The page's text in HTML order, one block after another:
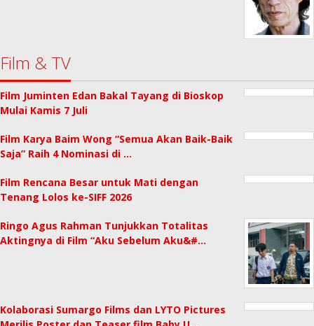
Film & TV
Film Juminten Edan Bakal Tayang di Bioskop
Mulai Kamis 7 Juli
Film Karya Baim Wong “Semua Akan Baik-Baik
Saja” Raih 4 Nominasi di …
Film Rencana Besar untuk Mati dengan
Tenang Lolos ke-SIFF 2026
Ringo Agus Rahman Tunjukkan Totalitas
Aktingnya di Film “Aku Sebelum Aku&#…
Kolaborasi Sumargo Films dan LYTO Pictures